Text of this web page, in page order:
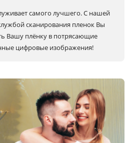
самого лучшего. С нашей
сканирования пленок Вы
Вашу плёнку в потрясающие
цифровые изображения!